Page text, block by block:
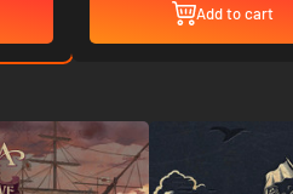
Add to cart